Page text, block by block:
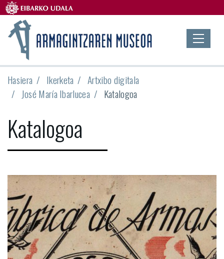
Hasiera Ikerketa
Artxibo digitala
José María Ibarlucea
Katalogoa
Katalogoa